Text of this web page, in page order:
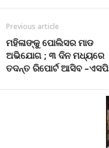
Previous article
ମହିଳାଙ୍କୁ ପୋଲିସର ମାଡ
ଅଭିଯୋଗ ; ୩ ଦିନ ମଧ୍ୟରେ
ତଦନ୍ତ ରିପୋର୍ଟ ଆସିବ –ଏସପି